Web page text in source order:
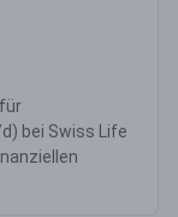
bei Swiss Life